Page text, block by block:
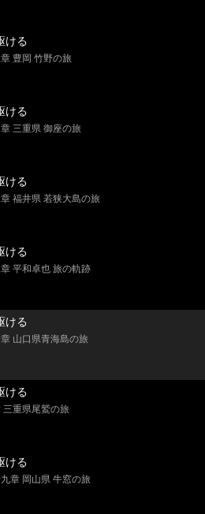
ける
豊岡 竹野の旅
ける
三重県 御座の旅
ける
福井県 若狭大島の旅
ける
平和卓也 旅の軌跡
ける
山口県青海島の旅
ける
三重県尾鷲の旅
ける
章 岡山県 牛窓の旅